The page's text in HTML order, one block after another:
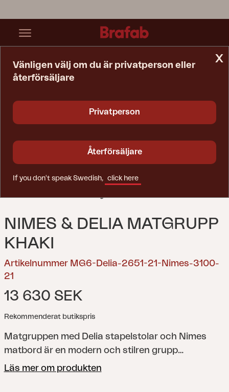
NIMES & DELIA MATGRUPP
KHAKI
Artikelnummer MG6-Delia-2651-21-Nimes-3100-
21
13 630 SEK
Rekommenderat butikspris
Matgruppen med Delia stapelstolar och Nimes
matbord är en modern och stilren grupp
bestående av sex stapelbara karmstolar i lackad
Läs mer om produkten
x
Vänligen välj om du är privatperson eller
återförsäljare
Privatperson
Återförsäljare
If you don't speak Swedish, click here